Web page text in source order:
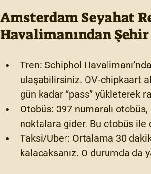
Amsterdam Seyahat
Havalimanından
Tren: Schiphol
ulaşabilirsiniz. OV-chipkaart
gün kadar “pass” yükleterek
Otobüs: 397 numaralı
noktalara gider. Bu otobüs ile
Taksi/Uber: Ortalama 30
kalacaksanız. O durumda da